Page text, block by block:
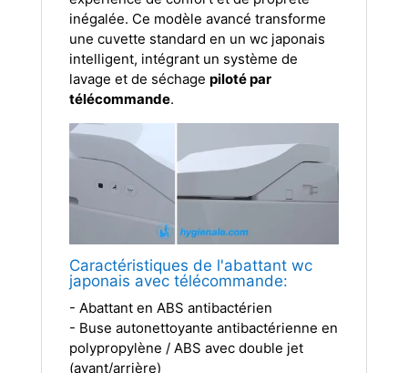
inégalée. Ce modèle avancé transforme
une cuvette standard en un wc japonais
intelligent, intégrant un système de
lavage et de séchage piloté par
télécommande.
Caractéristiques de l'abattant wc
japonais avec télécommande:
- Abattant en ABS antibactérien
- Buse autonettoyante antibactérienne en
polypropylène / ABS avec double jet
(avant/arrière)